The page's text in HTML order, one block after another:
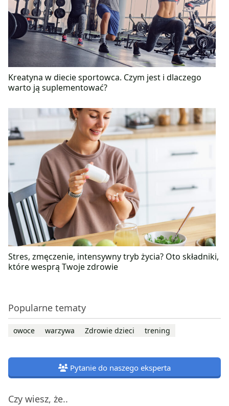
Kreatyna w diecie sportowca. Czym jest i dlaczego
warto ją suplementować?
Stres, zmęczenie, intensywny tryb życia? Oto składniki,
które wesprą Twoje zdrowie
Popularne tematy
owoce warzywa Zdrowie dzieci trening
Pytanie do naszego eksperta
Czy wiesz, że..